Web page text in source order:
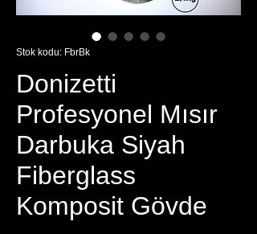
Stok kodu: FbrBk
Donizetti
Profesyonel Mısır
Darbuka Siyah
Fiberglass
Komposit Gövde